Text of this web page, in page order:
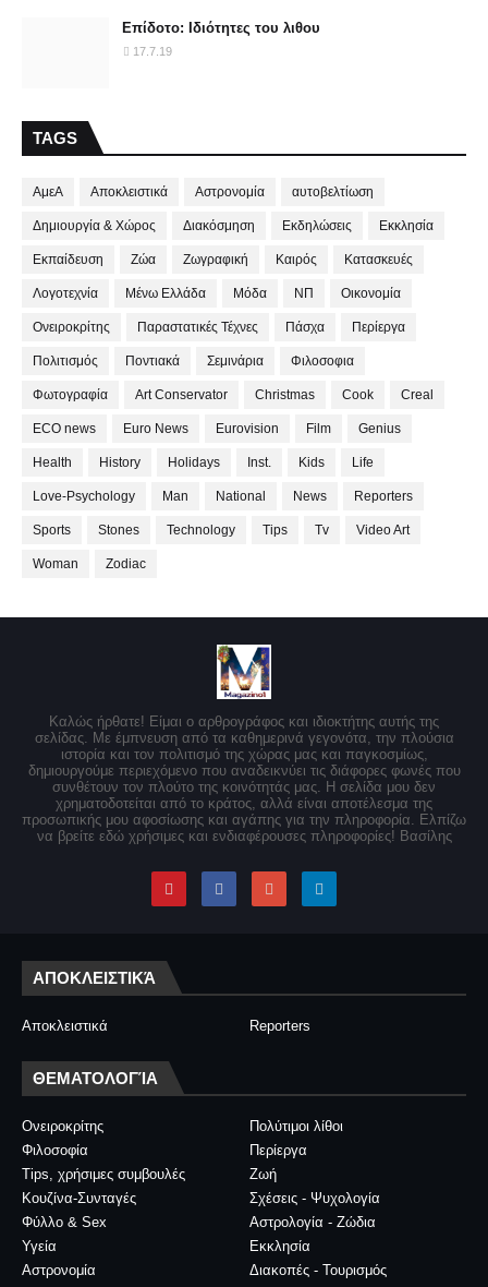
Επίδοτο: Ιδιότητες του λιθου
17.7.19
TAGS
ΑμεΑ Αποκλειστικά Αστρονομία αυτοβελτίωση
Δημιουργία & Χώρος Διακόσμηση Εκδηλώσεις Εκκλησία
Εκπαίδευση Ζώα Ζωγραφική Καιρός Κατασκευές
Λογοτεχνία Μένω Ελλάδα Μόδα ΝΠ Οικονομία
Ονειροκρίτης Παραστατικές Τέχνες Πάσχα Περίεργα
Πολιτισμός Ποντιακά Σεμινάρια Φιλοσοφια
Φωτογραφία Art Conservator Christmas Cook Creal
ECO news Euro News Eurovision Film Genius
Health History Holidays Inst. Kids Life
Love-Psychology Man National News Reporters
Sports Stones Technology Tips Tv Video Art
Woman Zodiac
Καλώς ήρθατε! Είμαι ο αρθρογράφος και ιδιοκτήτης αυτής της
σελίδας. Με έμπνευση από τα καθημερινά γεγονότα, την πλούσια
ιστορία και τον πολιτισμό της χώρας μας και παγκοσμίως,
δημιουργούμε περιεχόμενο που αναδεικνύει τις διάφορες φωνές που
συνθέτουν τον πλούτο της κοινότητάς μας. Η σελίδα μου δεν
χρηματοδοτείται από το κράτος, αλλά είναι αποτέλεσμα της
προσωπικής μου αφοσίωσης και αγάπης για την πληροφορία. Ελπίζω
να βρείτε εδώ χρήσιμες και ενδιαφέρουσες πληροφορίες! Βασίλης
ΑΠΟΚΛΕΙΣΤΙΚΆ
Αποκλειστικά Reporters
ΘΕΜΑΤΟΛΟΓΊΑ
Ονειροκρίτης
Πολύτιμοι λίθοι
Φιλοσοφία
Περίεργα
Tips, χρήσιμες συμβουλές
Ζωή
Κουζίνα-Συνταγές
Σχέσεις - Ψυχολογία
Φύλλο & Sex
Αστρολογία - Ζώδια
Υγεία
Εκκλησία
Αστρονομία
Διακοπές - Τουρισμός